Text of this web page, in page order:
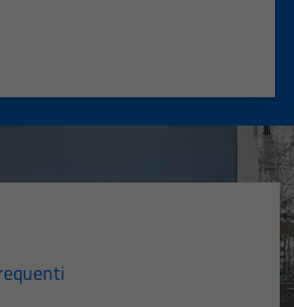
su 5
su 5